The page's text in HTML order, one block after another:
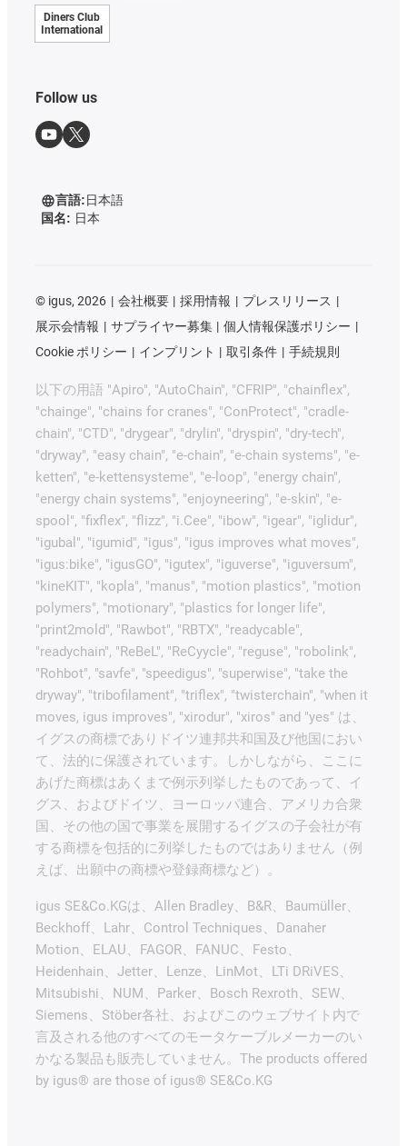
Diners Club
International
Follow us
言語:日本語
国名: 日本
© igus, 2026 会社概要 採用情報
プレスリリース
展示会情報
サプライヤー募集
個人情報保護ポリシー
Cookie ポリシー
インプリント 取引条件 手続規則
以下の用語 "Apiro", "AutoChain", "CFRIP", "chainflex",
"chainge", "chains for cranes", "ConProtect", "cradle-
chain", "CTD", "drygear", "drylin", "dryspin", "dry-tech",
"dryway", "easy chain", "e-chain", "e-chain systems", "e-
ketten", "e-kettensysteme", "e-loop", "energy chain",
"energy chain systems", "enjoyneering", "e-skin", "e-
spool", "fixflex", "flizz", "i.Cee", "ibow", "igear", "iglidur",
"igubal", "igumid", "igus", "igus improves what moves",
"igus:bike", "igusGO", "igutex", "iguverse", "iguversum",
"kineKIT", "kopla", "manus", "motion plastics", "motion
polymers", "motionary", "plastics for longer life",
"print2mold", "Rawbot", "RBTX", "readycable",
"readychain", "ReBeL", "ReCyycle", "reguse", "robolink",
"Rohbot", "savfe", "speedigus", "superwise", "take the
dryway", "tribofilament", "triflex", "twisterchain", "when it
moves, igus improves", "xirodur", "xiros" and "yes" は、
イグスの商標でありドイツ連邦共和国及び他国におい
て、法的に保護されています。しかしながら、ここに
あげた商標はあくまで例示列挙したものであって、イ
グス、およびドイツ、ヨーロッパ連合、アメリカ合衆
国、その他の国で事業を展開するイグスの子会社が有
する商標を包括的に列挙したものではありません（例
えば、出願中の商標や登録商標など）。
igus SE&Co.KGは、Allen Bradley、B&R、Baumüller、
Beckhoff、Lahr、Control Techniques、Danaher
Motion、ELAU、FAGOR、FANUC、Festo、
Heidenhain、Jetter、Lenze、LinMot、LTi DRiVES、
Mitsubishi、NUM、Parker、Bosch Rexroth、SEW、
Siemens、Stöber各社、およびこのウェブサイト内で
言及される他のすべてのモータケーブルメーカーのい
かなる製品も販売していません。The products offered
by igus® are those of igus® SE&Co.KG